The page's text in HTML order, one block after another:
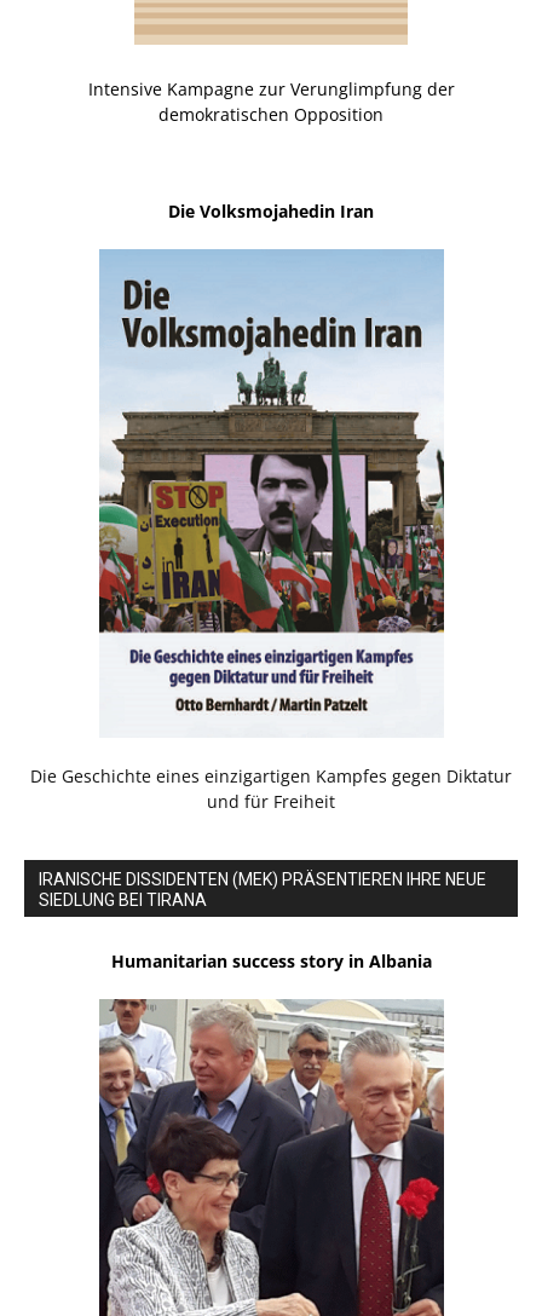
Intensive Kampagne zur Verunglimpfung der
demokratischen Opposition
Die Volksmojahedin Iran
Die Geschichte eines einzigartigen Kampfes gegen Diktatur
und für Freiheit
IRANISCHE DISSIDENTEN (MEK) PRÄSENTIEREN IHRE NEUE
SIEDLUNG BEI TIRANA
Humanitarian success story in Albania